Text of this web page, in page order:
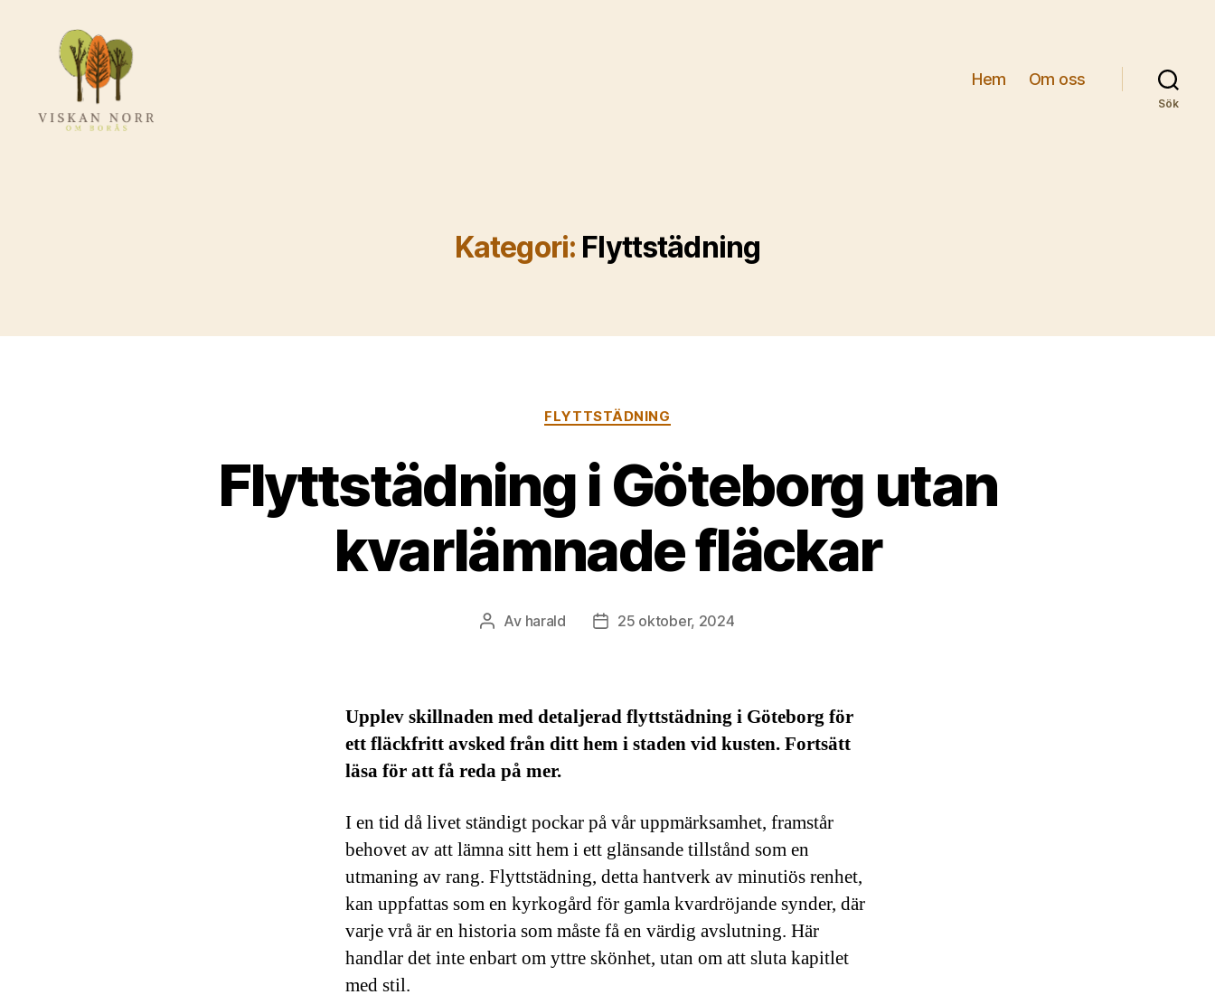
Hem Om oss
Sök
Kategori: Flyttstädning
Kategorier
FLYTTSTÄDNING
Flyttstädning i Göteborg utan
kvarlämnade fläckar
Inläggsförfattare
Av harald Inläggsdatum
25 oktober, 2024
Upplev skillnaden med detaljerad flyttstädning i Göteborg för
ett fläckfritt avsked från ditt hem i staden vid kusten. Fortsätt
läsa för att få reda på mer.
I en tid då livet ständigt pockar på vår uppmärksamhet, framstår
behovet av att lämna sitt hem i ett glänsande tillstånd som en
utmaning av rang. Flyttstädning, detta hantverk av minutiös renhet,
kan uppfattas som en kyrkogård för gamla kvardröjande synder, där
varje vrå är en historia som måste få en värdig avslutning. Här
handlar det inte enbart om yttre skönhet, utan om att sluta kapitlet
med stil.